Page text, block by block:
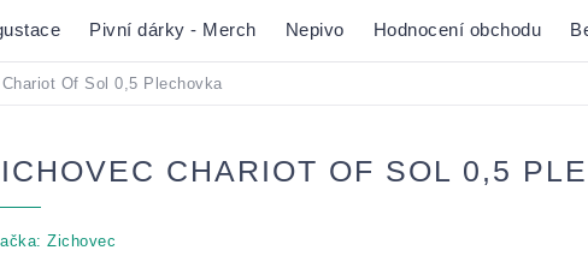
Pivní dárky - Merch Nepivo Hodnocení obchodu
Of Sol 0,5 Plechovka
CHARIOT OF SOL 0,5
Zichovec